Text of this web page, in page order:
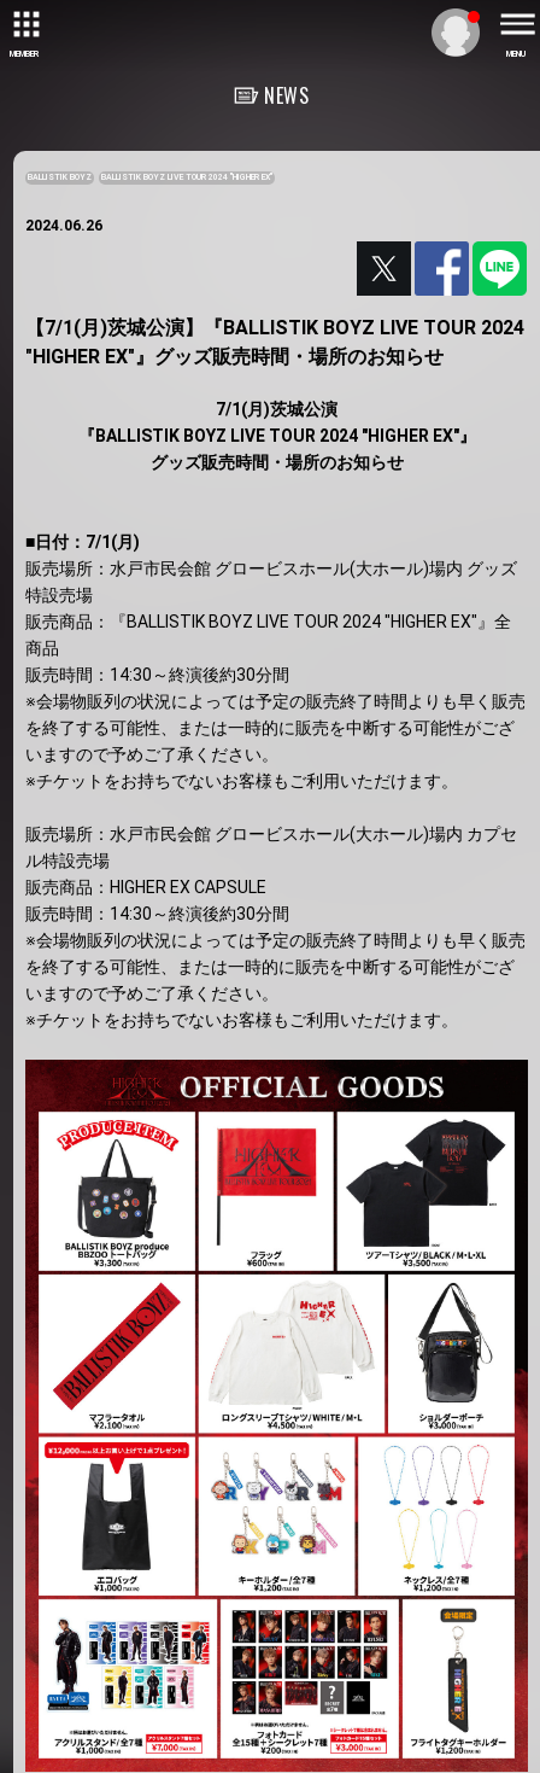
MEMBER MENU
NEWS
BALLISTIK BOYZ BALLISTIK BOYZ LIVE TOUR 2024 "HIGHER EX"
2024.06.26
【7/1(月)茨城公演】『BALLISTIK BOYZ LIVE TOUR 2024
"HIGHER EX"』グッズ販売時間・場所のお知らせ
7/1(月)茨城公演
『BALLISTIK BOYZ LIVE TOUR 2024 "HIGHER EX"』
グッズ販売時間・場所のお知らせ
■日付：7/1(月)
販売場所：水戸市民会館 グロービスホール(大ホール)場内 グッズ
特設売場
販売商品：『BALLISTIK BOYZ LIVE TOUR 2024 "HIGHER EX"』全
商品
販売時間：14:30～終演後約30分間
※会場物販列の状況によっては予定の販売終了時間よりも早く販売
を終了する可能性、または一時的に販売を中断する可能性がござ
いますので予めご了承ください。
※チケットをお持ちでないお客様もご利用いただけます。
販売場所：水戸市民会館 グロービスホール(大ホール)場内 カプセ
ル特設売場
販売商品：HIGHER EX CAPSULE
販売時間：14:30～終演後約30分間
※会場物販列の状況によっては予定の販売終了時間よりも早く販売
を終了する可能性、または一時的に販売を中断する可能性がござ
いますので予めご了承ください。
※チケットをお持ちでないお客様もご利用いただけます。